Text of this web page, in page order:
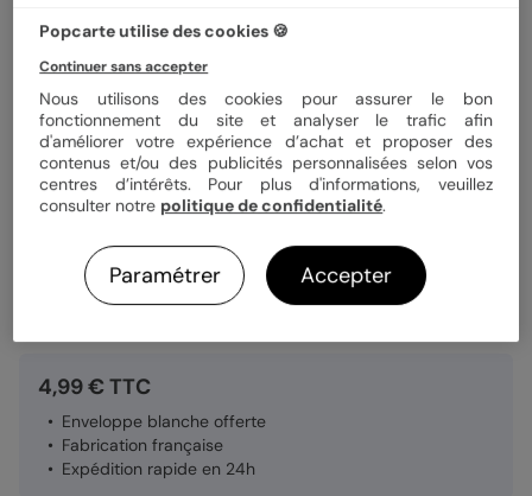
Format 15x21 cm plié
Papier Papier Satiné
Quantité 1 carte
4,99 € TTC
Enveloppe blanche offerte
Fabrication française
Expédition rapide en 24h
Popcarte utilise des cookies 🍪
Continuer sans accepter
Nous utilisons des cookies pour assurer le bon
fonctionnement du site et analyser le trafic afin
d'améliorer votre expérience d’achat et proposer des
contenus et/ou des publicités personnalisées selon vos
centres d’intérêts. Pour plus d'informations, veuillez
consulter notre politique de confidentialité.
Paramétrer Accepter